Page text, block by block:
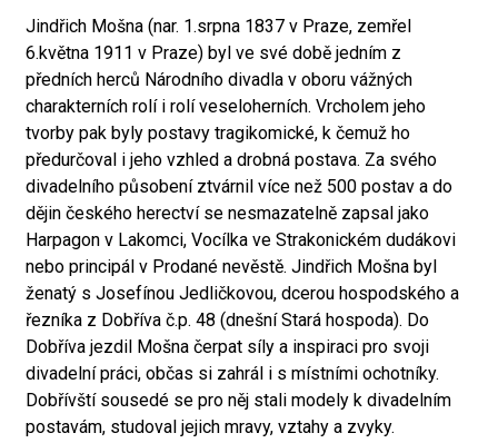
Jindřich Mošna (nar. 1.srpna 1837 v Praze, zemřel
6.května 1911 v Praze) byl ve své době jedním z
předních herců Národního divadla v oboru vážných
charakterních rolí i rolí veseloherních. Vrcholem jeho
tvorby pak byly postavy tragikomické, k čemuž ho
předurčoval i jeho vzhled a drobná postava. Za svého
divadelního působení ztvárnil více než 500 postav a do
dějin českého herectví se nesmazatelně zapsal jako
Harpagon v Lakomci, Vocílka ve Strakonickém dudákovi
nebo principál v Prodané nevěstě. Jindřich Mošna byl
ženatý s Josefínou Jedličkovou, dcerou hospodského a
řezníka z Dobříva č.p. 48 (dnešní Stará hospoda). Do
Dobříva jezdil Mošna čerpat síly a inspiraci pro svoji
divadelní práci, občas si zahrál i s místními ochotníky.
Dobřívští sousedé se pro něj stali modely k divadelním
postavám, studoval jejich mravy, vztahy a zvyky.